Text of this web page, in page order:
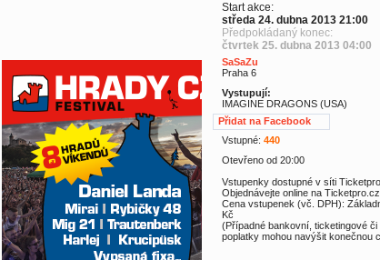
Start akce:
středa 24. dubna 2013 21:00
Předpokládaný konec:
čtvrtek 25. dubna 2013 04:00
SaSaZu
Praha 6
Vystupují:
IMAGINE DRAGONS (USA)
Přidat na Facebook
Vstupné: 440
Otevřeno od 20:00
Vstupenky dostupné v síti
Objednávejte online na Ticketpro.cz.
Cena vstupenek (vč. DPH):
Kč
(Případné bankovní, ticketingové
poplatky mohou navýšit konečnou